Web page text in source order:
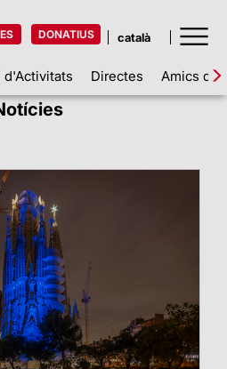
DONATIUS
d'Activitats Directes Amics de